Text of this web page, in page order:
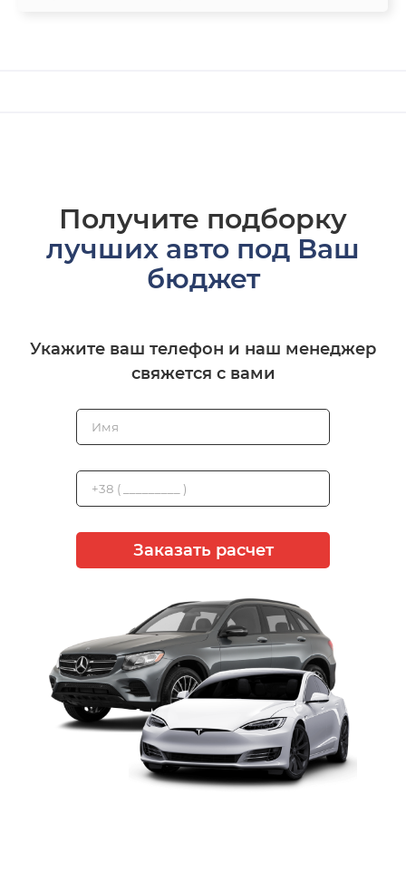
Получите подборку
лучших авто под Ваш
бюджет
Укажите ваш телефон и наш менеджер
свяжется с вами
Заказать расчет